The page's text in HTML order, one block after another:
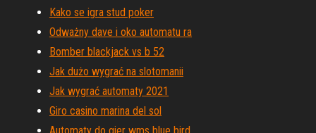
Kako se igra stud poker
Odważny dave i oko automatu ra
Bomber blackjack vs b 52
Jak dużo wygrać na slotomanii
Jak wygrać automaty 2021
Giro casino marina del sol